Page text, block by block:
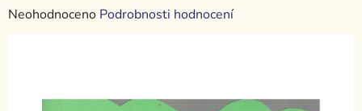
Průměrné
Neohodnoceno Podrobnosti hodnocení